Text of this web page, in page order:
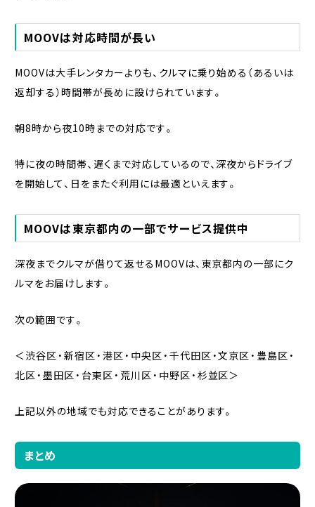
MOOVは対応時間が長い
MOOVは大手レンタカーよりも、クルマに乗り始める（あるいは
返却する）時間帯が長めに設けられています。
朝8時から夜10時までの対応です。
特に夜の時間帯、遅くまで対応しているので、深夜からドライブ
を開始して、日をまたぐ利用には最適といえます。
MOOVは東京都内の一部でサービス提供中
深夜までクルマが借りて返せるMOOVは、東京都内の一部にク
ルマをお届けします。
次の範囲です。
＜渋谷区・新宿区・港区・中央区・千代田区・文京区・豊島区・
北区・墨田区・台東区・荒川区・中野区・杉並区＞
上記以外の地域でも対応できることがあります。
まとめ